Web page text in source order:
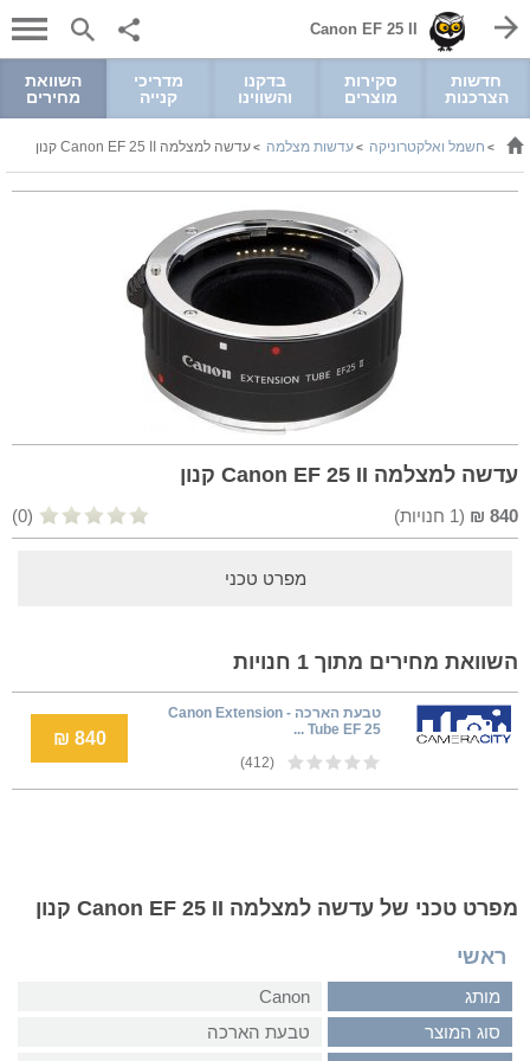
Canon EF 25 II
חדשות
הצרכנות
סקירות
מוצרים
בדקנו
והשווינו
מדריכי
קנייה
השוואת
מחירים
> חשמל ואלקטרוניקה >עדשות מצלמה >עדשה למצלמה Canon EF 25 II קנון
עדשה למצלמה Canon EF 25 II קנון
840
₪
(
1 חנויות) (0)
מפרט טכני
השוואת מחירים מתוך 1 חנויות
טבעת הארכה - Canon Extension
Tube EF 25 ...
(412)
840 ₪
מפרט טכני של עדשה למצלמה Canon EF 25 II קנון
ראשי
מותג
Canon
סוג המוצר
טבעת הארכה